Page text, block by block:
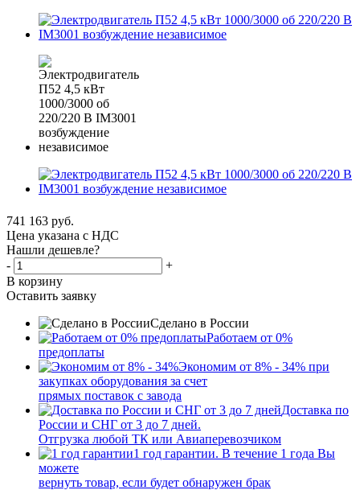
741 163 руб.
Цена указана с НДС
Нашли дешевле?
-
+
В корзину
Оставить заявку
Сделано в России
Работаем от 0%
предоплаты
Экономим от 8% - 34% при
закупках оборудования за счет
прямых поставок с завода
Доставка по
России и СНГ от 3 до 7 дней.
Отгрузка любой ТК или Авиаперевозчиком
1 год гарантии. В течение 1 года Вы
можете
вернуть товар, если будет обнаружен брак